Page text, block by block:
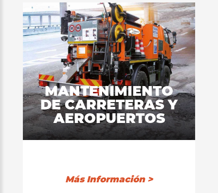
MANTENIMIENTO
DE CARRETERAS Y
AEROPUERTOS
Más Información >